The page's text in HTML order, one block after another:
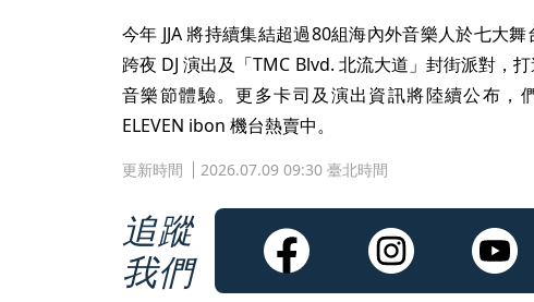
今年 JJA 將持續集結超過80組海內外音樂人於七大
跨夜 DJ 演出及「TMC Blvd. 北流大道」封街派對，
音樂節體驗。更多卡司及演出資訊將陸續公布，
ELEVEN ibon 機台熱賣中。
更新時間 2026.07.09 09:30 臺北時間
追蹤
我們